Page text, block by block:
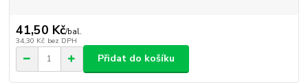
41,50 Kč/bal.
34,30 Kč bez DPH
Přidat do košíku